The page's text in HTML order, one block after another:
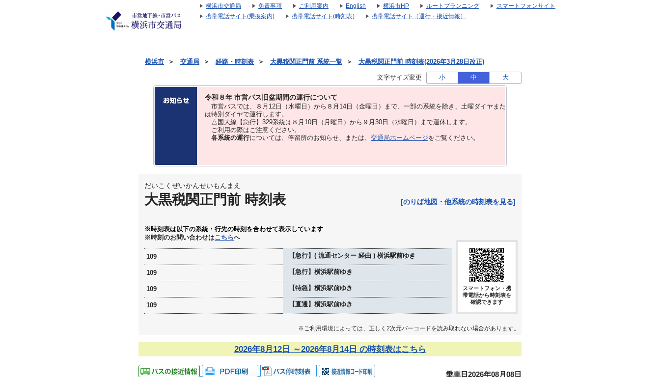
横浜市交通局 免責事項 ご利用案内 English 横浜市HP ルートプランニング
スマートフォンサイト
携帯電話サイト(乗換案内)
携帯電話サイト(時刻表) 携帯電話サイト（運行・接近情報）
横浜市 ＞ 交通局 ＞ 経路・時刻表 ＞ 大黒税関正門前 系統一覧 ＞ 大黒税関正門前 時刻表(2026年3月28日改正)
文字サイズ変更 小 中 大
令和８年 市営バス旧盆期間の運行について
市営バスでは、８⽉12⽇（水曜日）から８⽉14⽇（金曜日）まで、⼀部の系統を除き、⼟曜ダイヤまた
は特別ダイヤで運⾏します。
△国大線【急行】329系統は８月10日（月曜日）から９月30日（水曜日）まで運休します。
ご利用の際はご注意ください。
各系統の運行については、停留所のお知らせ、または、 交通局ホームページをご覧ください。
だいこくぜいかんせいもんまえ
大黒税関正門前 時刻表 [のりば地図・他系統の時刻表を見る]
※時刻表は以下の系統・行先の時刻を合わせて表示しています
※時刻のお問い合わせはこちらへ
109 【急行】( 流通センター 経由 ) 横浜駅前ゆき
109 【急行】横浜駅前ゆき
109 【特急】横浜駅前ゆき
109 【直通】横浜駅前ゆき
スマートフォン・携
帯電話から時刻表を
確認できます
※ご利用環境によっては、正しく2次元バーコードを読み取れない場合があります。
2026年8月12日 ～2026年8月14日 の時刻表はこちら
乗車日2026年08月08日